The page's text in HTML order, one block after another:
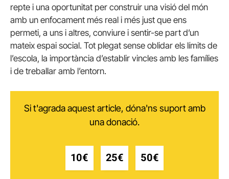
repte i una oportunitat per construir una visió del món
amb un enfocament més real i més just que ens
permeti, a uns i altres, conviure i sentir-se part d’un
mateix espai social. Tot plegat sense oblidar els límits de
l’escola, la importància d’establir vincles amb les famílies
i de treballar amb l’entorn.
Si t'agrada aquest article, dóna'ns suport amb
una donació.
10€ 25€ 50€